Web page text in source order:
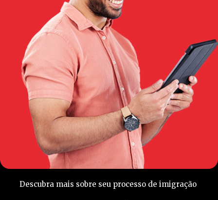
Descubra mais sobre seu processo de imigração